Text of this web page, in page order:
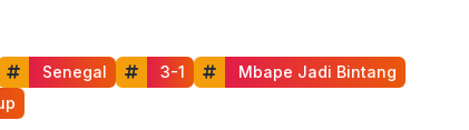
Senegal 3-1
Mbape Jadi Bintang